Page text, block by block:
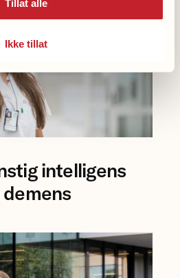
Tillat alle
Ikke tillat
intelligens